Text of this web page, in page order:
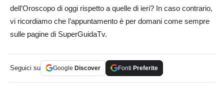
dell’Oroscopo di oggi rispetto a quelle di ieri? In caso contrario,
vi ricordiamo che l’appuntamento è per domani come sempre
sulle pagine di SuperGuidaTv.
Seguici su Google Discover Fonti Preferite